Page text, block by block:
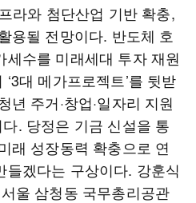
라와 첨단산업 기반 확충,
용될 전망이다. 반도체 호
수를 미래세대 투자 재원
대 메가프로젝트’를 뒷받
주거·창업·일자리 지원
. 당정은 기금 신설을 통
래 성장동력 확충으로 연
들겠다는 구상이다. 강훈식
울 삼청동 국무총리공관